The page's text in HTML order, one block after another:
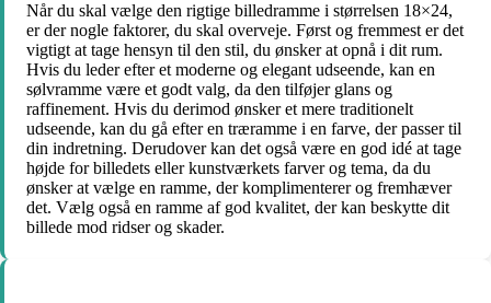
Når du skal vælge den rigtige billedramme i størrelsen 18×24,
er der nogle faktorer, du skal overveje. Først og fremmest er det
vigtigt at tage hensyn til den stil, du ønsker at opnå i dit rum.
Hvis du leder efter et moderne og elegant udseende, kan en
sølvramme være et godt valg, da den tilføjer glans og
raffinement. Hvis du derimod ønsker et mere traditionelt
udseende, kan du gå efter en træramme i en farve, der passer til
din indretning. Derudover kan det også være en god idé at tage
højde for billedets eller kunstværkets farver og tema, da du
ønsker at vælge en ramme, der komplimenterer og fremhæver
det. Vælg også en ramme af god kvalitet, der kan beskytte dit
billede mod ridser og skader.